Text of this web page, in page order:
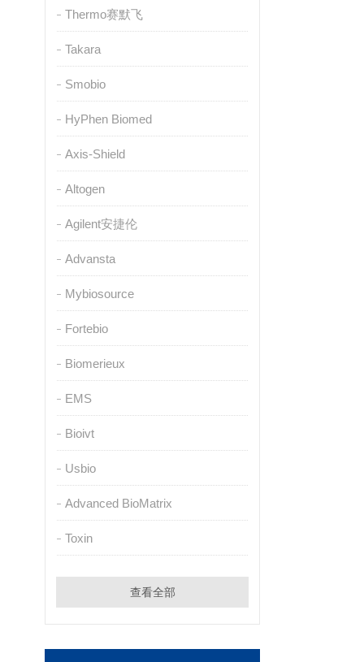
Thermo赛默飞
Takara
Smobio
HyPhen Biomed
Axis-Shield
Altogen
Agilent安捷伦
Advansta
Mybiosource
Fortebio
Biomerieux
EMS
Bioivt
Usbio
Advanced BioMatrix
Toxin
查看全部